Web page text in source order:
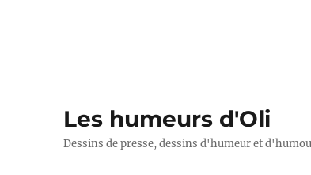
Les humeurs d'Oli
Dessins de presse, dessins d'humeur et